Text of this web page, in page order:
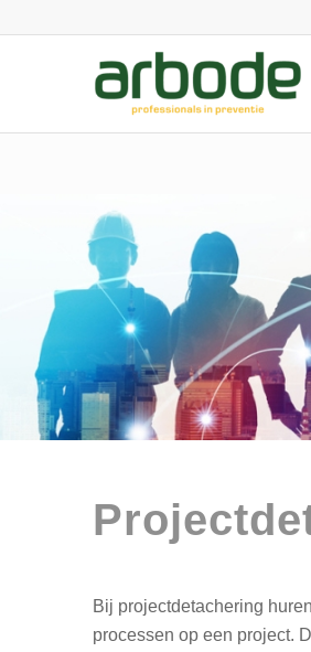
Bij projectdetachering
processen op een project.